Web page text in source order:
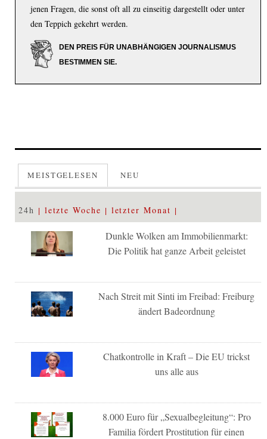
jenen Fragen, die sonst oft all zu einseitig dargestellt oder unter
den Teppich gekehrt werden.
DEN PREIS FÜR UNABHÄNGIGEN JOURNALISMUS
BESTIMMEN SIE.
MEISTGELESEN NEU
24h letzte Woche letzter Monat
Dunkle Wolken am Immobilienmarkt:
Die Politik hat ganze Arbeit geleistet
Nach Streit mit Sinti im Freibad: Freiburg
ändert Badeordnung
Chatkontrolle in Kraft – Die EU trickst
uns alle aus
8.000 Euro für „Sexualbegleitung“: Pro
Familia fördert Prostitution für einen